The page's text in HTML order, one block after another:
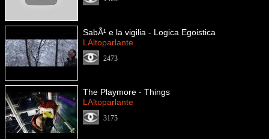
SabÃ¹ e la vigilia - Logica Egoistica
LAltoparlante
2473
The Playmore - Things
LAltoparlante
3175